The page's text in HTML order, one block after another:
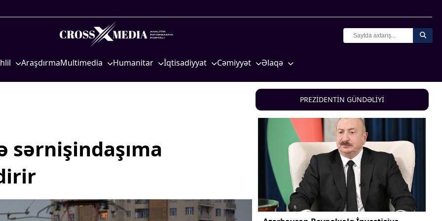
AraşdırmaMultimedia Humanitar
Mədəniyyətimizin Zəfəri
Zəfər Diasporu
Turizm
İqtisadiyyat
COP29
Cəmiyyət
Məhkəmə və hüquq
Gənclər və İdman
Sağlamlıq
Əlaqə
sərnişindaşıma
PREZİDENTİN GÜNDƏLİYİ